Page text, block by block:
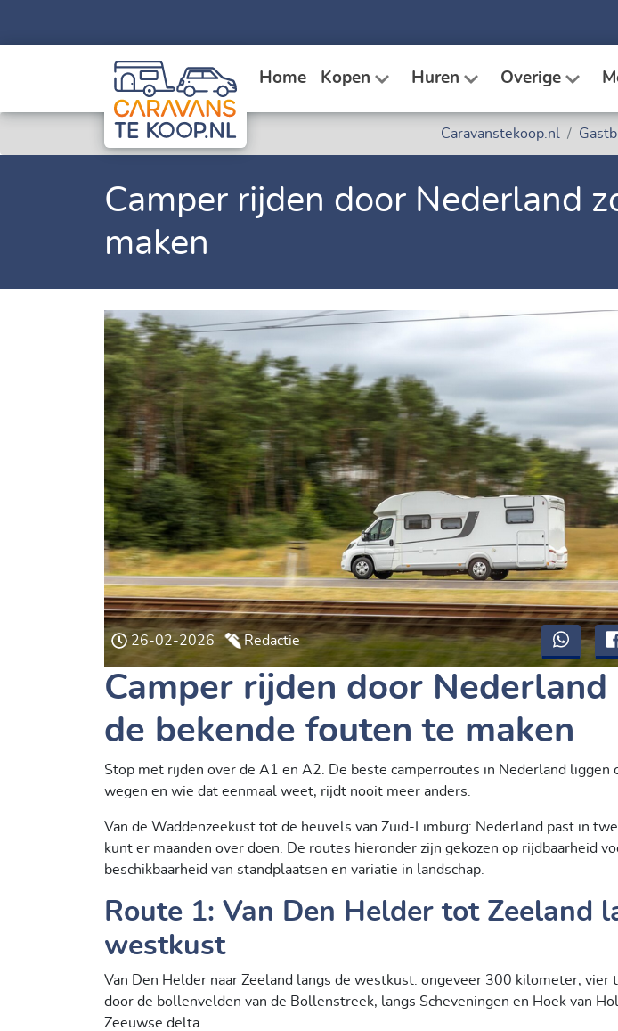
Home Kopen Huren Overige
Caravanstekoop.nl
Camper rijden door Nederland
maken
26-02-2026 Redactie
Camper rijden door Nederland
de bekende fouten te maken
Stop met rijden over de A1 en A2. De beste camperroutes in Nederland liggen
wegen en wie dat eenmaal weet, rijdt nooit meer anders.
Van de Waddenzeekust tot de heuvels van Zuid-Limburg: Nederland past in
kunt er maanden over doen. De routes hieronder zijn gekozen op rijdbaarheid
beschikbaarheid van standplaatsen en variatie in landschap.
Route 1: Van Den Helder tot Zeeland
westkust
Van Den Helder naar Zeeland langs de westkust: ongeveer 300 kilometer, vier
door de bollenvelden van de Bollenstreek, langs Scheveningen en Hoek van
Zeeuwse delta.